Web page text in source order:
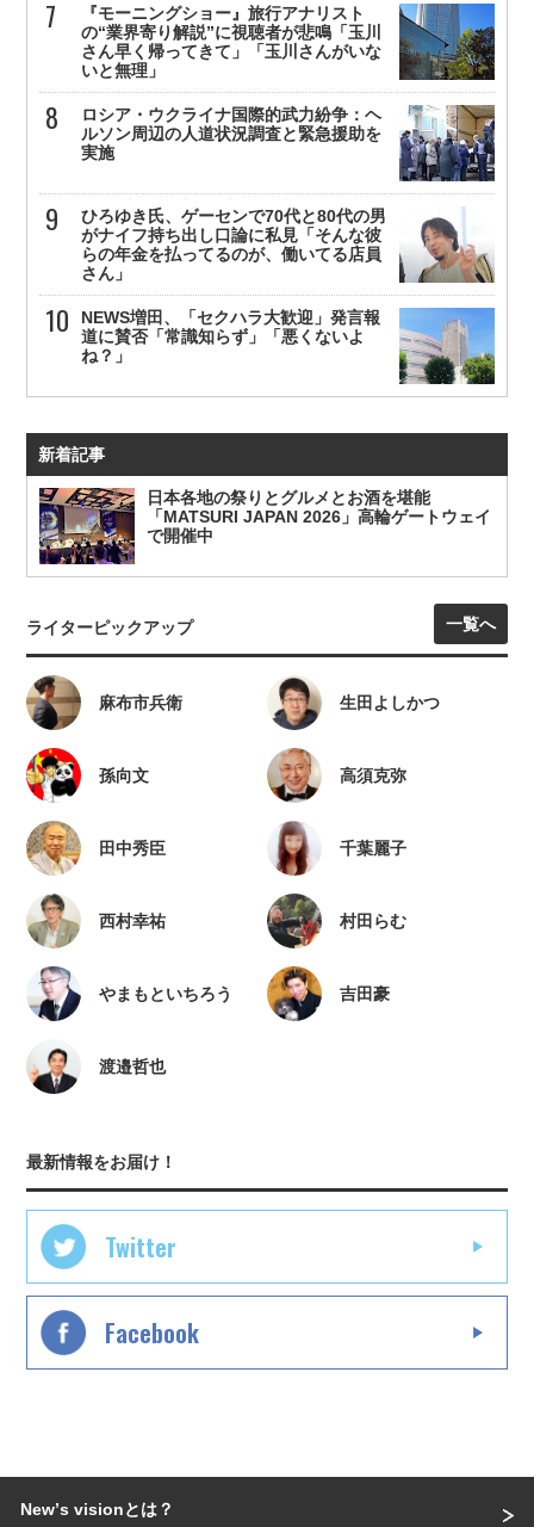
『モーニングショー』旅行アナリスト
の“業界寄り解説”に視聴者が悲鳴「玉川
さん早く帰ってきて」「玉川さんがいな
いと無理」
ロシア・ウクライナ国際的武力紛争：ヘ
ルソン周辺の人道状況調査と緊急援助を
実施
ひろゆき氏、ゲーセンで70代と80代の男
がナイフ持ち出し口論に私見「そんな彼
らの年金を払ってるのが、働いてる店員
さん」
NEWS増田、「セクハラ大歓迎」発言報
道に賛否「常識知らず」「悪くないよ
ね？」
新着記事
日本各地の祭りとグルメとお酒を堪能
「MATSURI JAPAN 2026」高輪ゲートウェイ
で開催中
ライターピックアップ 一覧へ
麻布市兵衛 生田よしかつ
孫向文 高須克弥
田中秀臣 千葉麗子
西村幸祐 村田らむ
やまもといちろう 吉田豪
渡邉哲也
最新情報をお届け！
Twitter
Facebook
Newʼs visionとは？